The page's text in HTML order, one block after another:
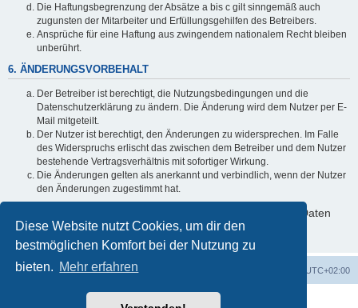
Diese Website nutzt Cookies, um dir den
bestmöglichen Komfort bei der Nutzung zu
bieten. Mehr erfahren
Die Haftungsbegrenzung der Absätze a bis c gilt sinngemäß auch
zugunsten der Mitarbeiter und Erfüllungsgehilfen des Betreibers.
Ansprüche für eine Haftung aus zwingendem nationalem Recht bleiben
unberührt.
6. ÄNDERUNGSVORBEHALT
Der Betreiber ist berechtigt, die Nutzungsbedingungen und die
Datenschutzerklärung zu ändern. Die Änderung wird dem Nutzer per E-
Mail mitgeteilt.
Der Nutzer ist berechtigt, den Änderungen zu widersprechen. Im Falle
des Widerspruchs erlischt das zwischen dem Betreiber und dem Nutzer
bestehende Vertragsverhältnis mit sofortiger Wirkung.
Die Änderungen gelten als anerkannt und verbindlich, wenn der Nutzer
den Änderungen zugestimmt hat.
Informationen über den Umgang mit deinen persönlichen Daten
sind in der Datenschutzerklärung enthalten.
Foren-Übersicht UTC+02:00